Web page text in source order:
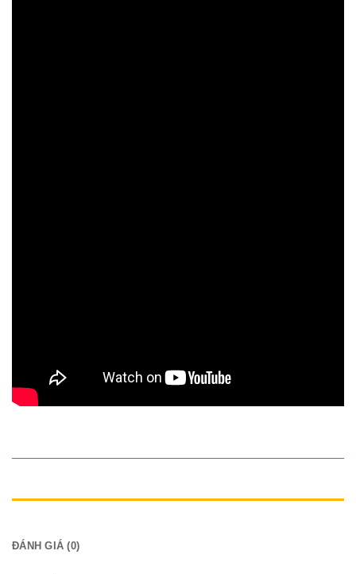
ĐÁNH GIÁ (0)